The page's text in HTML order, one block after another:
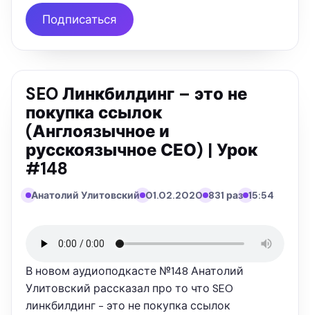
Подписаться
SEO Линкбилдинг – это не
покупка ссылок
(Англоязычное и
русскоязычное СЕО) | Урок
#148
Анатолий Улитовский 01.02.2020 831 раз 15:54
В новом аудиоподкасте №148 Анатолий
Улитовский рассказал про то что SEO
линкбилдинг - это не покупка ссылок